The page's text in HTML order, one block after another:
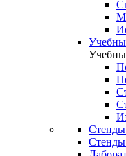
Стенды
Стенды